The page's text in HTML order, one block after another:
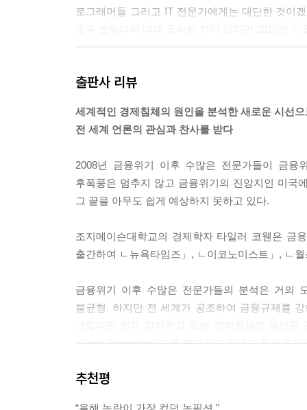
로그래머들 그리고 IT 전문가에게는 대단한 것이
그 심정을 이해할 수 있는데 1950년대에는 쉽게
킨다고 해서 과거 상황, 즉 고성장 경제를 재창조
하라고 이야기한다. 그는 앞뒤 순서를 잘못 정하
---쉽게 따는 과일을 먹은 정부
출판사 리뷰
세계적인 경제침체의 원인을 분석한 새로운 시선으
전 세계 언론의 관심과 찬사를 받다
2008년 금융위기 이후 수많은 전문가들이 금융
후폭풍은 멈추지 않고 금융위기의 진앙지인 미국
그 끝을 아무도 쉽게 예상하지 못하고 있다.
조지메이슨대학교의 경제학자 타일러 코웬은 금
출간하여 ㄴ뉴욕타임즈」, ㄴ이코노미스트」, ㄴ
금융위기 이후 수많은 전문가들의 분석은 거의
불균형. 하지만 전 세계가 공조하여 금융규제를
(Great Stagnation)’으로 명명하고 침체의 원인을
저자는 ‘거대한 침체’가 발생하고 있는 원인이
추천평
“올해 논란이 가장 컸던 논픽션.”